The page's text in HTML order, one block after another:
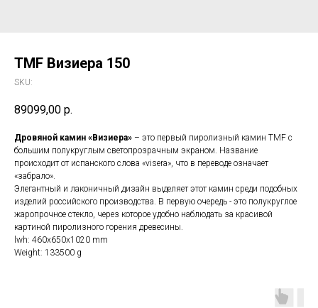
TMF Визиера 150
SKU:
89099,00 р.
Дровяной камин «Визиера» – это первый пиролизный камин TMF с
большим полукруглым светопрозрачным экраном. Название
происходит от испанского слова «visera», что в переводе означает
«забрало».
Элегантный и лаконичный дизайн выделяет этот камин среди подобных
изделий российского производства. В первую очередь - это полукруглое
жаропрочное стекло, через которое удобно наблюдать за красивой
картиной пиролизного горения древесины.
lwh: 460x650x1020 mm
Weight: 133500 g